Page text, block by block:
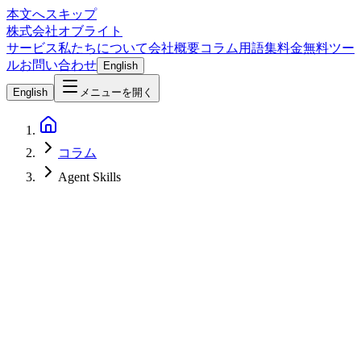
本文へスキップ
株式会社オブライト
サービス私たちについて会社概要コラム 用語集料金無料ツー
ルお問い合わせ English
English メニューを開く
コラム
Agent Skills